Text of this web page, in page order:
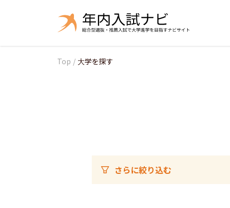
Top / 大学を探す
さらに絞り込む